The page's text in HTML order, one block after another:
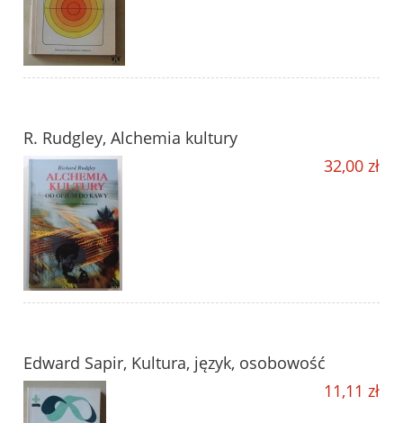
R. Rudgley, Alchemia kultury
32,00 zł
Edward Sapir, Kultura, język, osobowość
11,11 zł